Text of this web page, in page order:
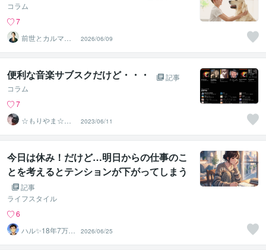
コラム
7
前世とカルマの
翻訳者 Haku
2026/06/09
便利な音楽サブスクだけど・・・
記事
コラム
7
☆もりやま☆た
ろう☆心のサポ
ーター
2023/06/11
今日は休み！だけど…明日からの仕事のこ
とを考えるとテンションが下がってしまう
あなたへ
記事
ライフスタイル
6
ハル✨18年7万人
以上の実績×書籍
著者
2026/06/25